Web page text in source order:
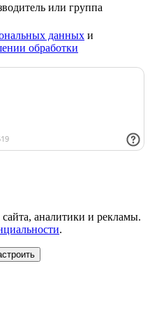
или группа
данных и
обработки
аналитики и рекламы.
.